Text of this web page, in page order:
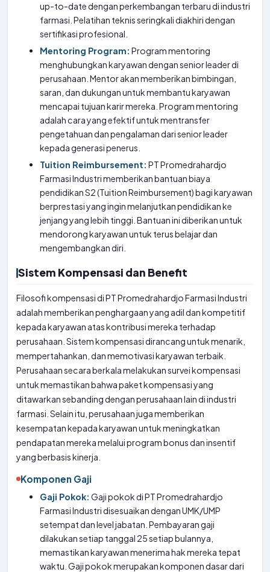
up-to-date dengan perkembangan terbaru di industri
farmasi. Pelatihan teknis seringkali diakhiri dengan
sertifikasi profesional.
Mentoring Program: Program mentoring
menghubungkan karyawan dengan senior leader di
perusahaan. Mentor akan memberikan bimbingan,
saran, dan dukungan untuk membantu karyawan
mencapai tujuan karir mereka. Program mentoring
adalah cara yang efektif untuk mentransfer
pengetahuan dan pengalaman dari senior leader
kepada generasi penerus.
Tuition Reimbursement: PT Promedrahardjo
Farmasi Industri memberikan bantuan biaya
pendidikan S2 (Tuition Reimbursement) bagi karyawan
berprestasi yang ingin melanjutkan pendidikan ke
jenjang yang lebih tinggi. Bantuan ini diberikan untuk
mendorong karyawan untuk terus belajar dan
mengembangkan diri.
Sistem Kompensasi dan Benefit
Filosofi kompensasi di PT Promedrahardjo Farmasi Industri
adalah memberikan penghargaan yang adil dan kompetitif
kepada karyawan atas kontribusi mereka terhadap
perusahaan. Sistem kompensasi dirancang untuk menarik,
mempertahankan, dan memotivasi karyawan terbaik.
Perusahaan secara berkala melakukan survei kompensasi
untuk memastikan bahwa paket kompensasi yang
ditawarkan sebanding dengan perusahaan lain di industri
farmasi. Selain itu, perusahaan juga memberikan
kesempatan kepada karyawan untuk meningkatkan
pendapatan mereka melalui program bonus dan insentif
yang berbasis kinerja.
Komponen Gaji
Gaji Pokok: Gaji pokok di PT Promedrahardjo
Farmasi Industri disesuaikan dengan UMK/UMP
setempat dan level jabatan. Pembayaran gaji
dilakukan setiap tanggal 25 setiap bulannya,
memastikan karyawan menerima hak mereka tepat
waktu. Gaji pokok merupakan komponen dasar dari